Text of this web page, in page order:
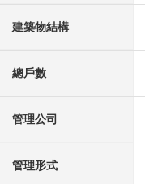
建築物結構
總戶數
管理公司
管理形式